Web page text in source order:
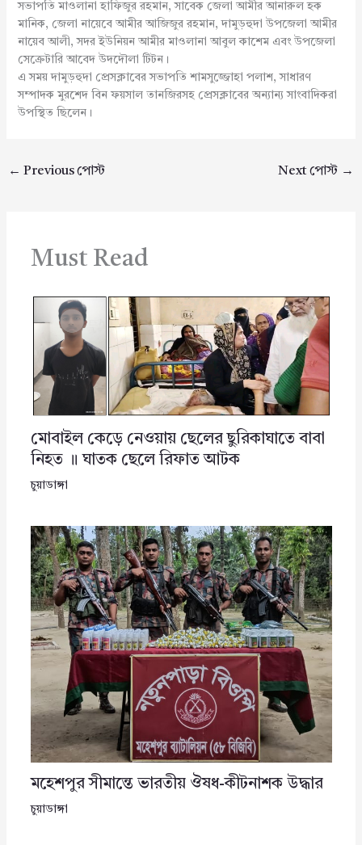
সভাপতি মাওলানা হাফিজুর রহমান, সাবেক জেলা আমীর আনারুল হক
মানিক, জেলা নায়েবে আমীর আজিজুর রহমান, দামুড়হুদা উপজেলা আমীর
নায়েব আলী, সদর ইউনিয়ন আমীর মাওলানা আবুল কাশেম এবং উপজেলা
সেক্রেটারি আবেদ উদদৌলা টিটন।
এ সময় দামুড়হুদা প্রেসক্লাবের সভাপতি শামসুজ্জোহা পলাশ, সাধারণ
সম্পাদক মুরশেদ বিন ফয়সাল তানজিরসহ প্রেসক্লাবের অন্যান্য সাংবাদিকরা
উপস্থিত ছিলেন।
← Previous পোস্ট Next পোস্ট →
Must Read
মোবাইল কেড়ে নেওয়ায় ছেলের ছুরিকাঘাতে বাবা
নিহত ॥ ঘাতক ছেলে রিফাত আটক
চুয়াডাঙ্গা
মহেশপুর সীমান্তে ভারতীয় ঔষধ-কীটনাশক উদ্ধার
চুয়াডাঙ্গা